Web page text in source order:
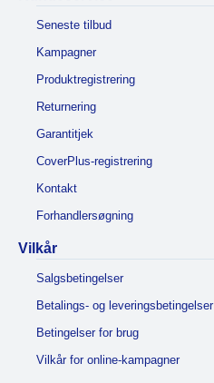
Seneste tilbud
Kampagner
Produktregistrering
Returnering
Garantitjek
CoverPlus-registrering
Kontakt
Forhandlersøgning
Vilkår
Salgsbetingelser
Betalings- og leveringsbetingelser
Betingelser for brug
Vilkår for online-kampagner